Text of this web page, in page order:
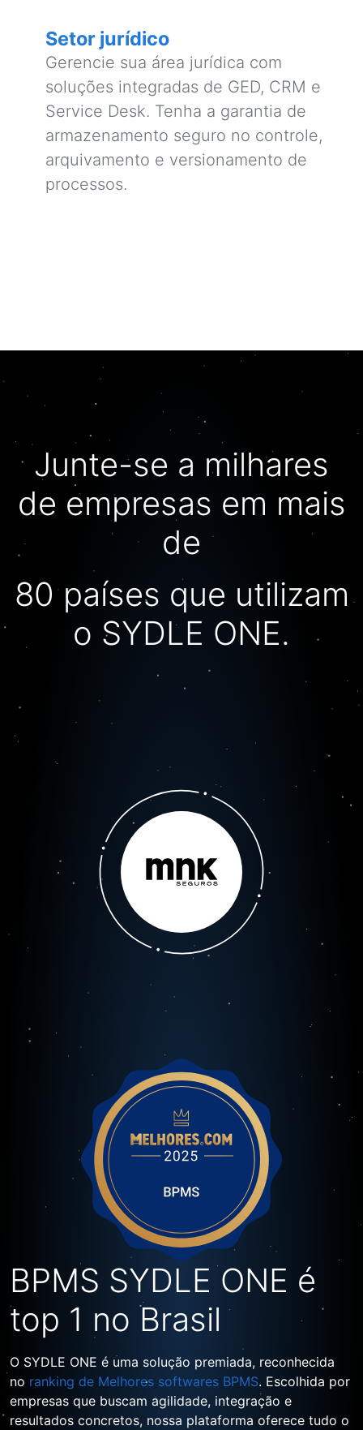
Junte-se a milhares
de empresas em mais
de
80 países que utilizam
o SYDLE ONE.
BPMS SYDLE ONE é
top 1 no Brasil
O SYDLE ONE é uma solução premiada, reconhecida
no ranking de Melhores softwares BPMS. Escolhida por
empresas que buscam agilidade, integração e
resultados concretos, nossa plataforma oferece tudo o